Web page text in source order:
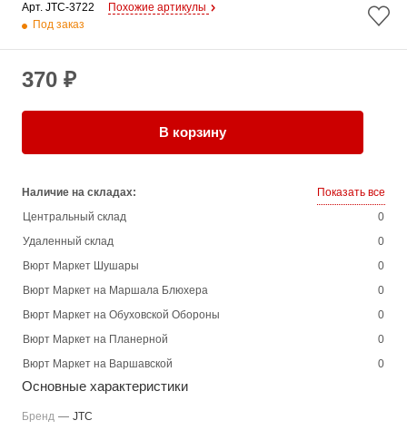
Арт. JTC-3722
Похожие артикулы
Под заказ
370 ₽
В корзину
Наличие на складах:
Показать все
Центральный склад
0
Удаленный склад
0
Вюрт Маркет Шушары
0
Вюрт Маркет на Маршала Блюхера
0
Вюрт Маркет на Обуховской Обороны
0
Вюрт Маркет на Планерной
0
Вюрт Маркет на Варшавской
0
Основные характеристики
Бренд — JTC